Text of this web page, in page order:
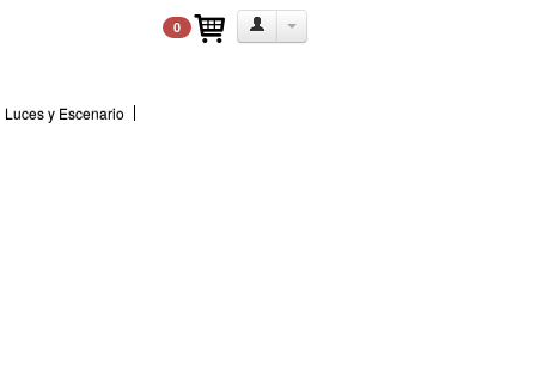
0
Luces y Escenario